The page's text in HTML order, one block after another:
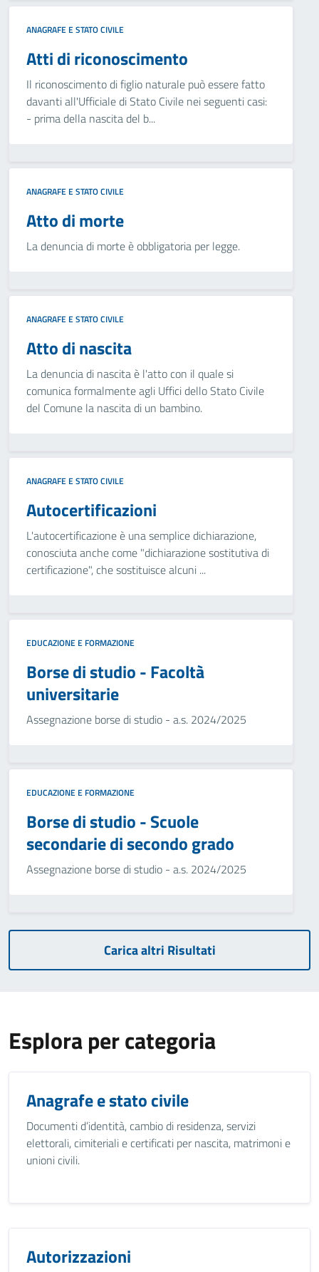
ANAGRAFE E STATO CIVILE
Atti di riconoscimento
Il riconoscimento di figlio naturale può essere fatto
davanti all'Ufficiale di Stato Civile nei seguenti casi:
- prima della nascita del b...
ANAGRAFE E STATO CIVILE
Atto di morte
La denuncia di morte è obbligatoria per legge.
ANAGRAFE E STATO CIVILE
Atto di nascita
La denuncia di nascita è l'atto con il quale si
comunica formalmente agli Uffici dello Stato Civile
del Comune la nascita di un bambino.
ANAGRAFE E STATO CIVILE
Autocertificazioni
L'autocertificazione è una semplice dichiarazione,
conosciuta anche come "dichiarazione sostitutiva di
certificazione", che sostituisce alcuni ...
EDUCAZIONE E FORMAZIONE
Borse di studio - Facoltà
universitarie
Assegnazione borse di studio - a.s. 2024/2025
EDUCAZIONE E FORMAZIONE
Borse di studio - Scuole
secondarie di secondo grado
Assegnazione borse di studio - a.s. 2024/2025
Carica altri Risultati
Esplora per categoria
Anagrafe e stato civile
Documenti d’identità, cambio di residenza, servizi
elettorali, cimiteriali e certificati per nascita, matrimoni e
unioni civili.
Autorizzazioni